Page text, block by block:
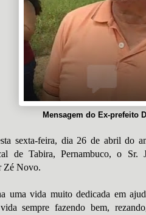
Mensagem do Ex-prefeito
sexta-feira, dia 26 de abril do
de Tabira, Pernambuco, o Sr.
Zé Novo.
uma vida muito dedicada em
sempre fazendo bem,